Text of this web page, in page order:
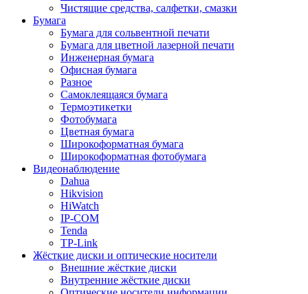
Чистящие средства, салфетки, смазки
Бумага
Бумага для сольвентной печати
Бумага для цветной лазерной печати
Инженерная бумага
Офисная бумага
Разное
Самоклеящаяся бумага
Термоэтикетки
Фотобумага
Цветная бумага
Широкоформатная бумага
Широкоформатная фотобумага
Видеонаблюдение
Dahua
Hikvision
HiWatch
IP-COM
Tenda
TP-Link
Жёсткие диски и оптические носители
Внешние жёсткие диски
Внутренние жёсткие диски